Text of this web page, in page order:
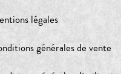
légales
générales de vente